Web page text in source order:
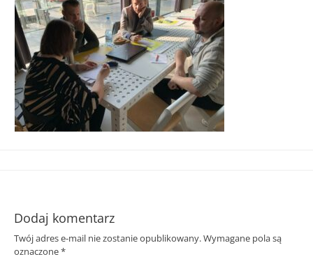
Śląska
Dodaj komentarz
Twój adres e-mail nie zostanie opublikowany.Wymagane pola są
oznaczone*